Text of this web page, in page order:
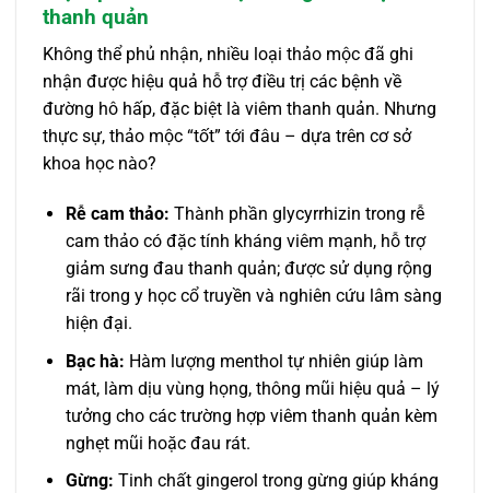
thanh quản
Không thể phủ nhận, nhiều loại thảo mộc đã ghi
nhận được hiệu quả hỗ trợ điều trị các bệnh về
đường hô hấp, đặc biệt là viêm thanh quản. Nhưng
thực sự, thảo mộc “tốt” tới đâu – dựa trên cơ sở
khoa học nào?
Rễ cam thảo: Thành phần glycyrrhizin trong rễ
cam thảo có đặc tính kháng viêm mạnh, hỗ trợ
giảm sưng đau thanh quản; được sử dụng rộng
rãi trong y học cổ truyền và nghiên cứu lâm sàng
hiện đại.
Bạc hà: Hàm lượng menthol tự nhiên giúp làm
mát, làm dịu vùng họng, thông mũi hiệu quả – lý
tưởng cho các trường hợp viêm thanh quản kèm
nghẹt mũi hoặc đau rát.
Gừng: Tinh chất gingerol trong gừng giúp kháng